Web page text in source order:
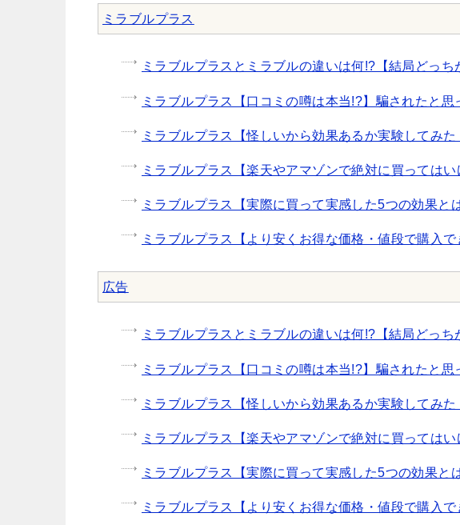
ミラブルプラス
ミラブルプラスとミラブルの違いは何!?【結局どっち
ミラブルプラス【口コミの噂は本当!?】騙されたと
ミラブルプラス【怪しいから効果あるか実験してみた
ミラブルプラス【楽天やアマゾンで絶対に買っては
ミラブルプラス【実際に買って実感した5つの効果とは
ミラブルプラス【より安くお得な価格・値段で購入で
広告
ミラブルプラスとミラブルの違いは何!?【結局どっち
ミラブルプラス【口コミの噂は本当!?】騙されたと
ミラブルプラス【怪しいから効果あるか実験してみた
ミラブルプラス【楽天やアマゾンで絶対に買っては
ミラブルプラス【実際に買って実感した5つの効果とは
ミラブルプラス【より安くお得な価格・値段で購入で